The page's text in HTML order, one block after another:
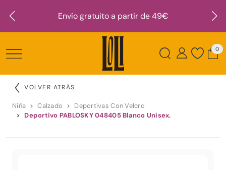
Envío gratuito a partir de 49€
0
VOLVER ATRÁS
Niña Calzado
Deportivas Con Velcro
Deportivo PABLOSKY 048405 Blanco Unisex.